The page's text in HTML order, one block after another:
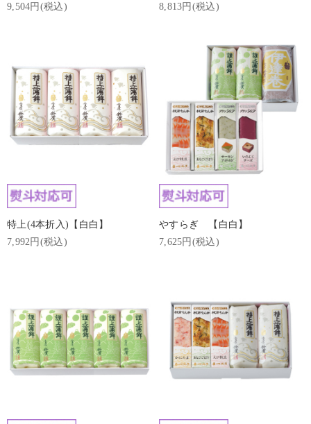
9,504円(税込)
8,813円(税込)
特上(4本折入)【白白】
7,992円(税込)
やすらぎ 【白白】
7,625円(税込)